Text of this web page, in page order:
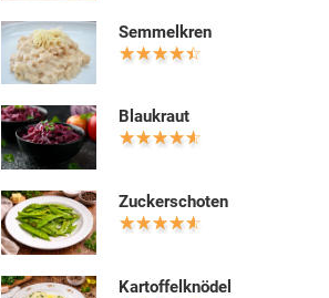
Semmelkren
Blaukraut
Zuckerschoten
Kartoffelknödel